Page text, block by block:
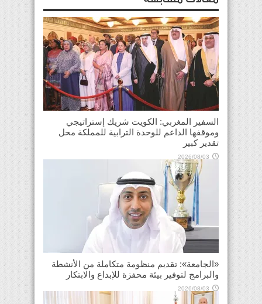
السفير المغربي: الكويت شريك إستراتيجي
وموقفها الداعم للوحدة الترابية للمملكة محل
تقدير كبير
2026/08/03
«الجامعة»: تقديم منظومة متكاملة من الأنشطة
والبرامج لتوفير بيئة محفزة للإبداع والابتكار
2026/08/03